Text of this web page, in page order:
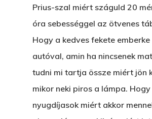
Prius-szal miért száguld 20
óra sebességgel az ötvenes
Hogy a kedves fekete
autóval, amin ha nincsenek
tudni mi tartja össze miért jön
mikor neki piros a lámpa. Hogy
nyugdíjasok miért akkor